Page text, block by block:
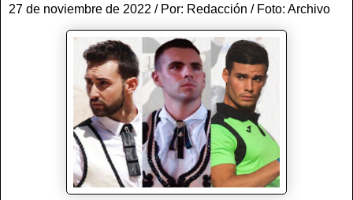
27 de noviembre de 2022 / Por: Redacción / Foto: Archivo